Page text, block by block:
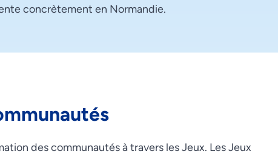
concrètement en Normandie.
des communautés à travers les Jeux. Les Jeux